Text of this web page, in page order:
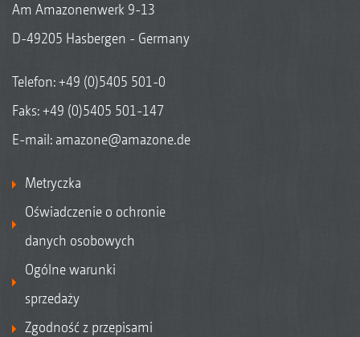
Am Amazonenwerk 9-13
D-49205 Hasbergen - Germany
Telefon:+49 (0)5405 501-0
Faks: +49 (0)5405 501-147
E-mail: amazone@amazone.de
Metryczka
Oświadczenie o ochronie
danych osobowych
Ogólne warunki
sprzedaży
Zgodność z przepisami